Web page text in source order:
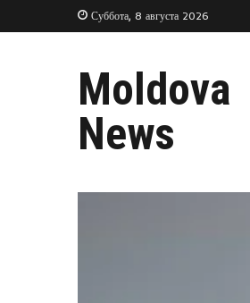
Суббота, 8 августа 2026
Moldova
News